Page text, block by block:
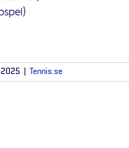
2025 Tennis.se